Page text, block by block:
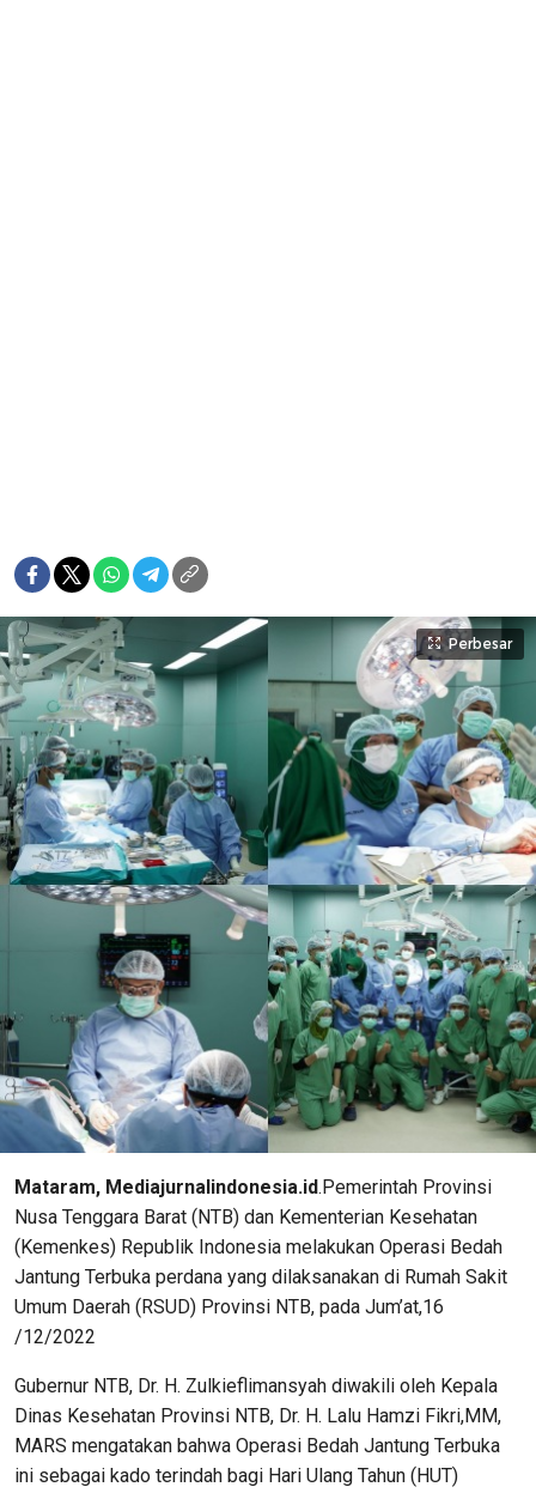
Perbesar
Mataram, Mediajurnalindonesia.id.Pemerintah Provinsi
Nusa Tenggara Barat (NTB) dan Kementerian Kesehatan
(Kemenkes) Republik Indonesia melakukan Operasi Bedah
Jantung Terbuka perdana yang dilaksanakan di Rumah Sakit
Umum Daerah (RSUD) Provinsi NTB, pada Jum’at,16
/12/2022
Gubernur NTB, Dr. H. Zulkieflimansyah diwakili oleh Kepala
Dinas Kesehatan Provinsi NTB, Dr. H. Lalu Hamzi Fikri,MM,
MARS mengatakan bahwa Operasi Bedah Jantung Terbuka
ini sebagai kado terindah bagi Hari Ulang Tahun (HUT)